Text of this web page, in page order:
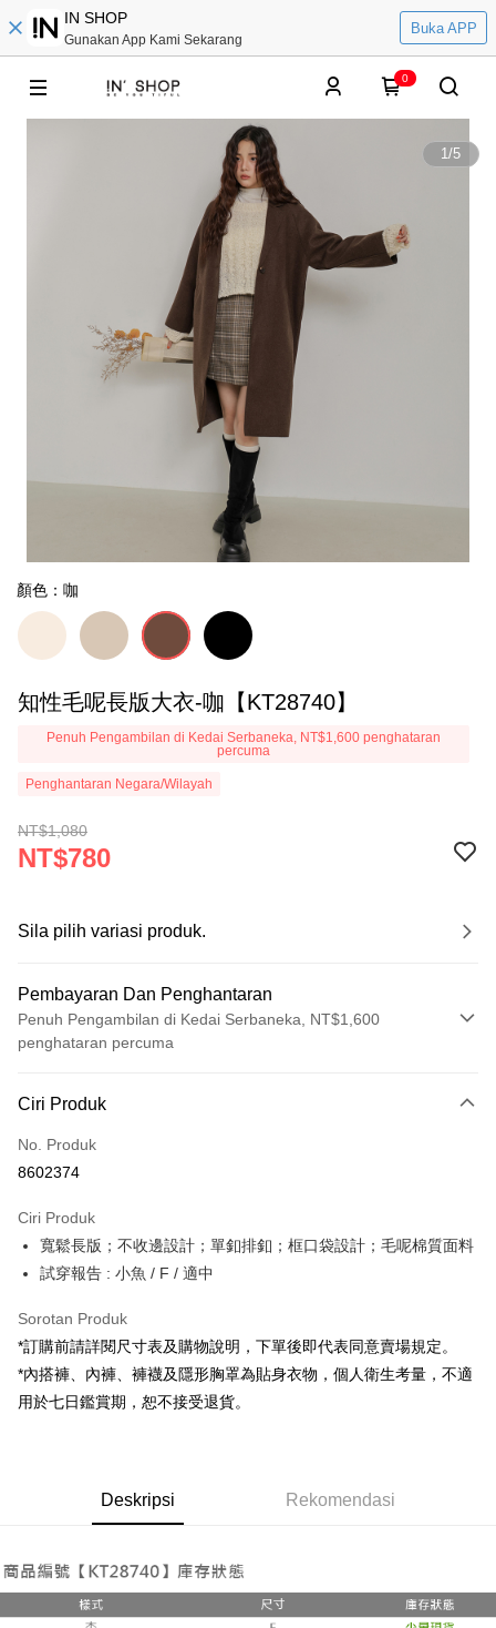
IN SHOP
Gunakan App Kami Sekarang
Buka APP
0
1/5
顏色：咖
知性毛呢長版大衣-咖【KT28740】
Penuh Pengambilan di Kedai Serbaneka, NT$1,600 penghataran
percuma
Penghantaran Negara/Wilayah
NT$1,080
NT$780
Sila pilih variasi produk.
Pembayaran Dan Penghantaran
Penuh Pengambilan di Kedai Serbaneka, NT$1,600
penghataran percuma
Kad Kredit (Bayaran Penuh)
Pengambilan di Kedai Serbaneka
Apple Pay
JKOPAY
Google Pay
OP Pay Later
Deskripsi
[Terma Penggunaan untuk OP Pay Later]
Jika anda memilih OP Pay Later sebagai kaedah pembayaran, sistem
mudah alih anda, memilih bilangan ansuran, dan menetapkan tarikh
akhir pembayaran. Transaksi akan dianggap selesai setelah pembayaran
disahkan.
1. Dengan memilih AFTEE sebagai kaedah pembayaran, mesej
pengesahan AFTEE akan muncul.
dihantar ke alamat yang ditetapkan.
4. Setelah pesanan disahkan, anda akan menerima SMS pembayaran
manakala ahli aplikasi akan menerima pemberitahuan tolak aplikasi
Pemindahan ATM
全家取貨付款
NT$60/pesanan | Penghantaran percuma untuk pesanan
Ciri Produk
No. Produk
8602374
Ciri Produk
寬鬆長版；不收邊設計；單釦排釦；框口袋設計；毛呢棉質面料
試穿報告 : 小魚 / F / 適中
Sorotan Produk
*訂購前請詳閱尺寸表及購物說明，下單後即代表同意賣場規定。
*內搭褲、內褲、褲襪及隱形胸罩為貼身衣物，個人衛生考量，不適
用於七日鑑賞期，恕不接受退貨。
Deskripsi Rekomendasi